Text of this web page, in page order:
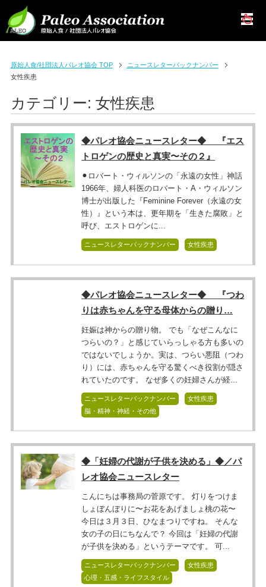
原始人食/社団法人パレオ協会 TOP
ニュースレターバックナンバー
女性疾患
カテゴリー: 女性疾患
◆パレオ協会ニュースレター◆ 『エス
トロゲンの歴史と真実〜その２』
⚫︎ロバート・ウィルソンの「永遠の女性」神話
1966年、婦人科医のロバート・A・ウィルソン
博士が出版した『Feminine Forever（永遠の女
性）』という本は、更年期を「生きた腐敗」と
呼び、エストロゲンに...
ニュースレターバックナンバー 女性疾患
◆パレオ協会ニュースレター◆ 『つわ
りは赤ちゃんを守る母体からの贈り…
妊娠は神からの贈り物。 でも「なぜこんなに
つらいの？」と感じていらっしゃる方も多いの
ではないでしょうか。実は、つらい悪阻（つわ
り）には、赤ちゃんを守る驚くべき役割が隠さ
れていたのです。 なぜ多くの妊婦さんが経...
ニュースレターバックナンバー
女性疾患
脳・精神・神経・その他
◆「妊婦の代謝が子供を決める」◆／パ
レオ協会ニュースレター
こんにちは事務局の菅原です。 灯りをつけま
しょぼんぼりに〜お花をあげましょ桃の花〜
今日は３月３日、ひなまつりですね。 そんな
女の子の日にちなんで？ 今回は「妊婦の代謝
が子供を決める」というテーマです。 可...
ニュースレターバックナンバー
女性疾患
心理・五感・ライフスタイル